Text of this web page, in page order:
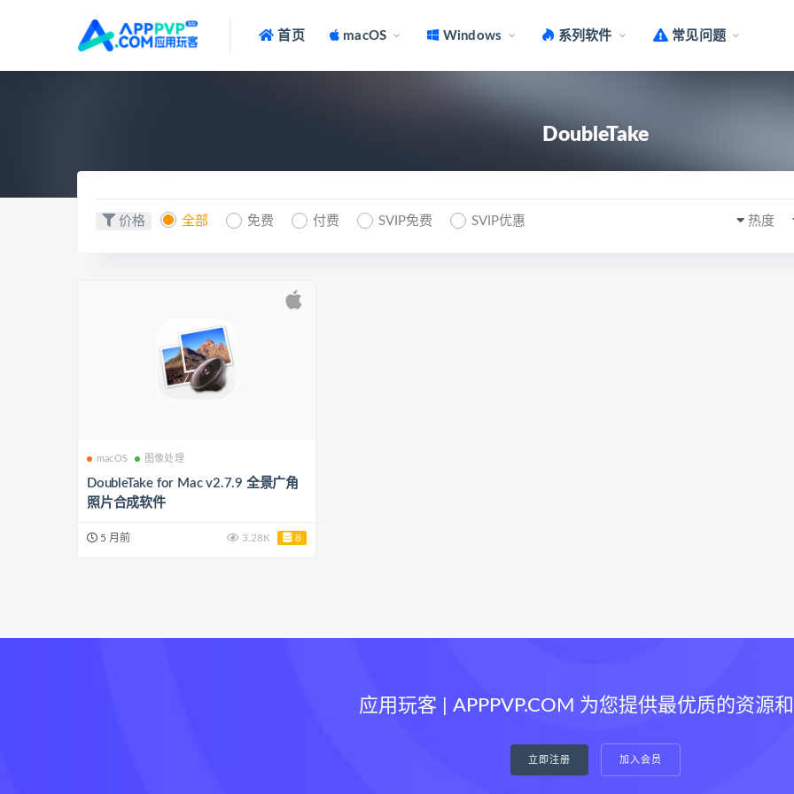
首页 macOS Windows 系列软件 常见问题
DoubleTake
价格 全部 免费 付费 SVIP免费 SVIP优惠 热度
macOS 图像处理
DoubleTake for Mac v2.7.9 全景广角
照片合成软件
5 月前 3.28K 8
应用玩客 | APPPVP.COM 为您提供最优质的资源
立即注册 加入会员